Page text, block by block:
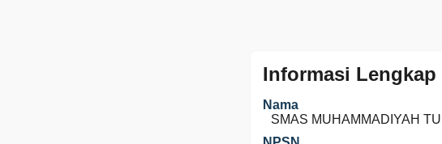
Informasi Lengkap
Nama
SMAS MUHAMMADIYAH